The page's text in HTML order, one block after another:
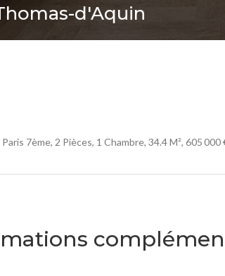
d'Aquin
7ème, 2 Pièces, 1 Chambre, 34.4 M², 605 000